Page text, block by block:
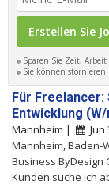
Sparen Sie Zeit,
Sie können stornieren
Für Freelancer:
Entwicklung
Mannheim |
Jun
Mannheim, Baden-
Business ByDesign
Kunden suche ich